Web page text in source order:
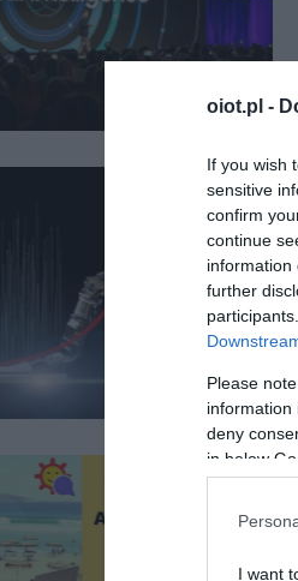
oiot.pl -
If you wish
sensitive
confirm
continue
information
further
Please
information
deny
in below
I want